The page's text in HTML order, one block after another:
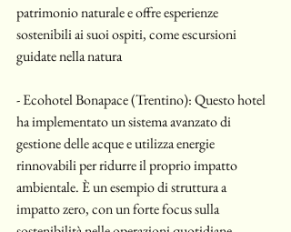
patrimonio naturale e offre esperienze
sostenibili ai suoi ospiti, come escursioni
guidate nella natura
- Ecohotel Bonapace (Trentino): Questo hotel
ha implementato un sistema avanzato di
gestione delle acque e utilizza energie
rinnovabili per ridurre il proprio impatto
ambientale. È un esempio di struttura a
impatto zero, con un forte focus sulla